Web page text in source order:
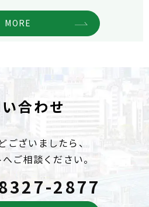
MORE
合わせ
ございましたら、
ご相談ください。
2877